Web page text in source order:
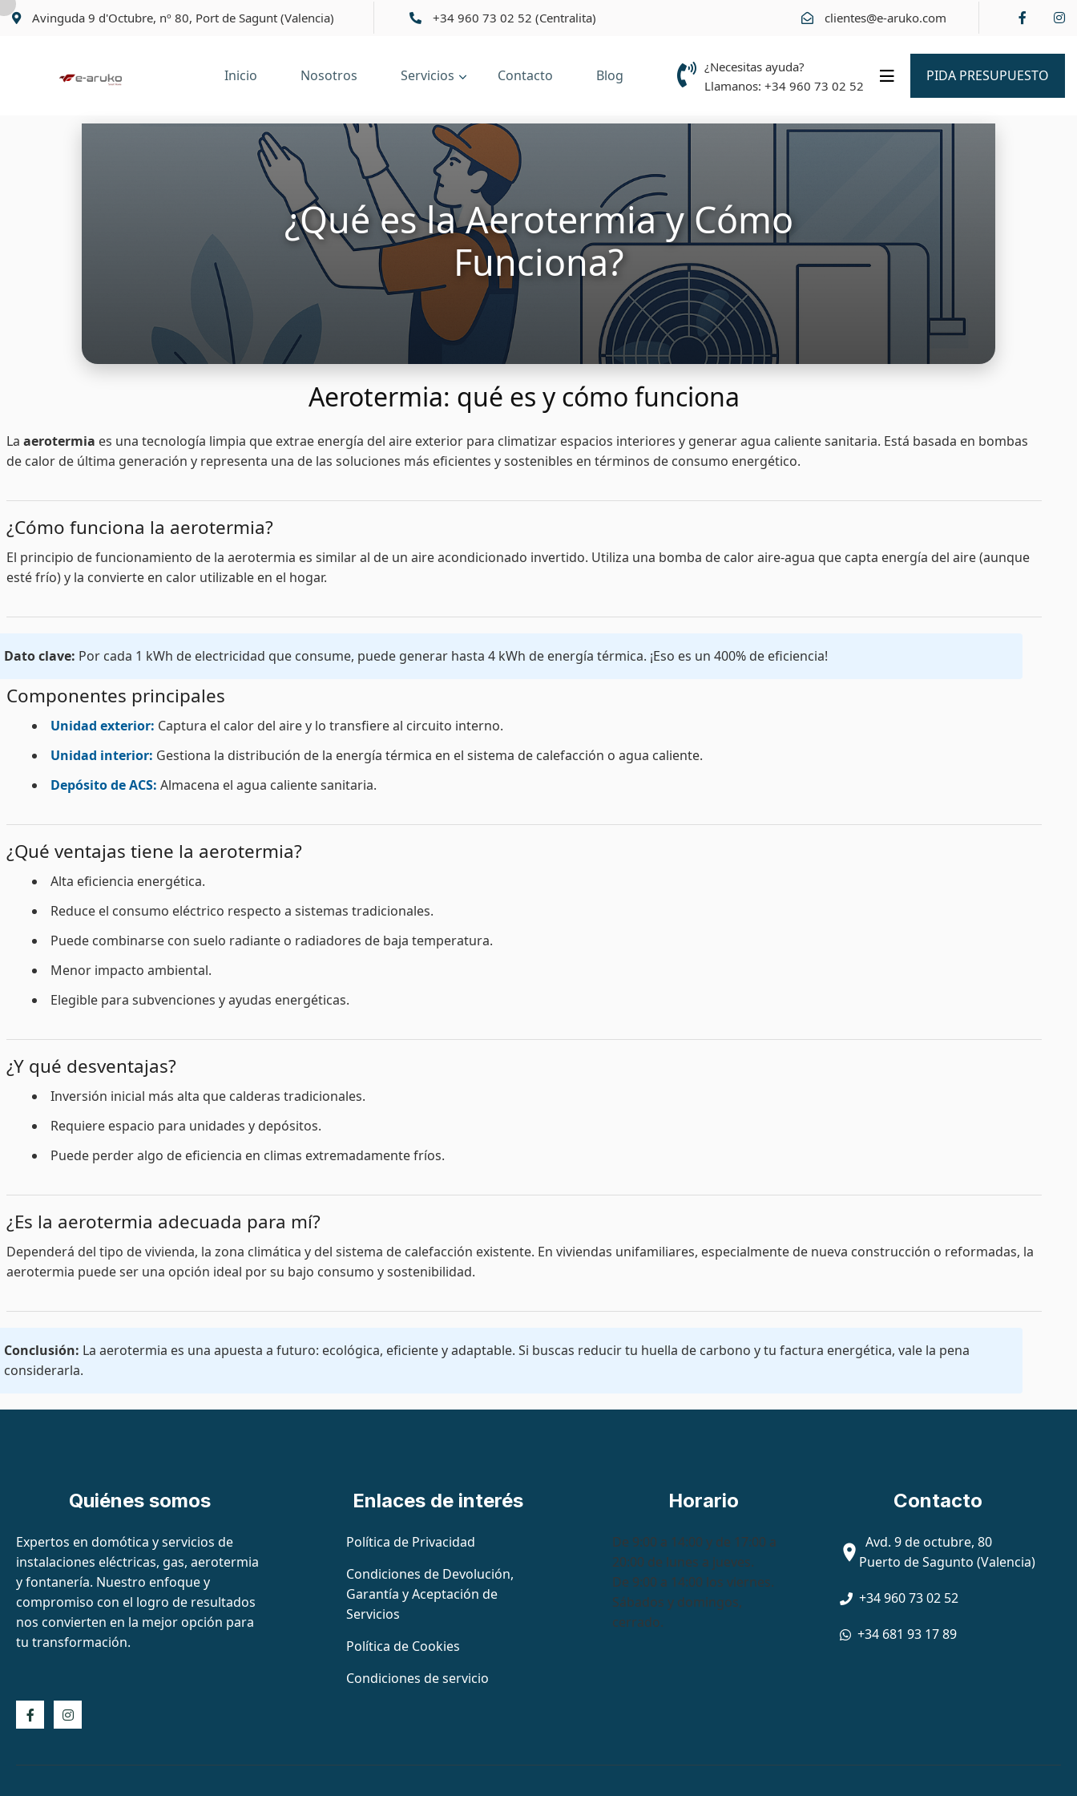
Avinguda 9 d'Octubre, nº 80, Port de Sagunt (Valencia) +34 960 73 02 52 (Centralita) clientes@e-aruko.com
Inicio Nosotros Servicios Contacto Blog
¿Necesitas ayuda?
Llamanos: +34 960 73 02 52
PIDA PRESUPUESTO
¿Qué es la Aerotermia y Cómo
Funciona?
Aerotermia: qué es y cómo funciona
La aerotermia es una tecnología limpia que extrae energía del aire exterior para climatizar espacios interiores y generar agua caliente sanitaria. Está basada en bombas
de calor de última generación y representa una de las soluciones más eficientes y sostenibles en términos de consumo energético.
¿Cómo funciona la aerotermia?
El principio de funcionamiento de la aerotermia es similar al de un aire acondicionado invertido. Utiliza una bomba de calor aire-agua que capta energía del aire (aunque
esté frío) y la convierte en calor utilizable en el hogar.
Dato clave: Por cada 1 kWh de electricidad que consume, puede generar hasta 4 kWh de energía térmica. ¡Eso es un 400% de eficiencia!
Componentes principales
Unidad exterior: Captura el calor del aire y lo transfiere al circuito interno.
Unidad interior: Gestiona la distribución de la energía térmica en el sistema de calefacción o agua caliente.
Depósito de ACS: Almacena el agua caliente sanitaria.
¿Qué ventajas tiene la aerotermia?
Alta eficiencia energética.
Reduce el consumo eléctrico respecto a sistemas tradicionales.
Puede combinarse con suelo radiante o radiadores de baja temperatura.
Menor impacto ambiental.
Elegible para subvenciones y ayudas energéticas.
¿Y qué desventajas?
Inversión inicial más alta que calderas tradicionales.
Requiere espacio para unidades y depósitos.
Puede perder algo de eficiencia en climas extremadamente fríos.
¿Es la aerotermia adecuada para mí?
Dependerá del tipo de vivienda, la zona climática y del sistema de calefacción existente. En viviendas unifamiliares, especialmente de nueva construcción o reformadas, la
aerotermia puede ser una opción ideal por su bajo consumo y sostenibilidad.
Conclusión: La aerotermia es una apuesta a futuro: ecológica, eficiente y adaptable. Si buscas reducir tu huella de carbono y tu factura energética, vale la pena
considerarla.
Quiénes somos
Expertos en domótica y servicios de
instalaciones eléctricas, gas, aerotermia
y fontanería. Nuestro enfoque y
compromiso con el logro de resultados
nos convierten en la mejor opción para
tu transformación.
Enlaces de interés
Política de Privacidad
Condiciones de Devolución,
Garantía y Aceptación de
Servicios
Política de Cookies
Condiciones de servicio
Horario
De 9:00 a 14:00 y de 17:00 a
20:00 de lunes a jueves.
De 9:00 a 14:00 los viernes.
Sábados y domingos,
cerrado.
Contacto
Avd. 9 de octubre, 80
Puerto de Sagunto (Valencia)
+34 960 73 02 52
+34 681 93 17 89